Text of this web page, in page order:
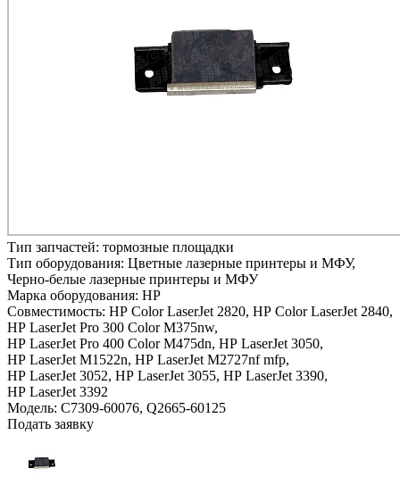
Тип запчастей: тормозные площадки
Тип оборудования: Цветные лазерные принтеры и МФУ,
Черно-белые лазерные принтеры и МФУ
Марка оборудования: HP
Совместимость: HP Color LaserJet 2820, HP Color LaserJet 2840,
HP LaserJet Pro 300 Color M375nw,
HP LaserJet Pro 400 Color M475dn, HP LaserJet 3050,
HP LaserJet M1522n, HP LaserJet M2727nf mfp,
HP LaserJet 3052, HP LaserJet 3055, HP LaserJet 3390,
HP LaserJet 3392
Модель: C7309-60076, Q2665-60125
Подать заявку